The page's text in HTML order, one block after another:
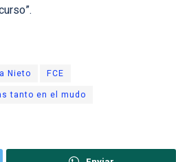
Nieto
FCE
tanto en el mudo